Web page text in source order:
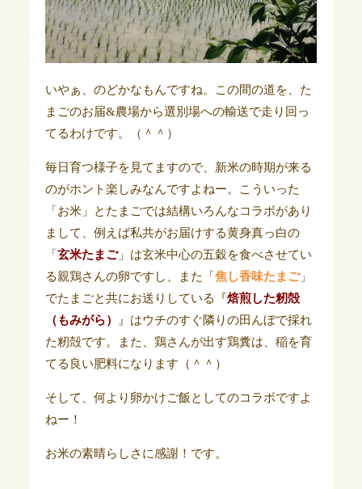
いやぁ、のどかなもんですね。この間の道を、た
まごのお届&農場から選別場への輸送で走り回っ
てるわけです。（＾＾）
毎日育つ様子を見てますので、新米の時期が来る
のがホント楽しみなんですよねー。こういった
「お米」とたまごでは結構いろんなコラボがあり
まして、例えば私共がお届けする黄身真っ白の
「 玄米たまご」は玄米中心の五穀を食べさせてい
る親鶏さんの卵ですし、また「 焦し香味たまご」
でたまごと共にお送りしている『焙煎した籾殻
（もみがら）
』はウチのすぐ隣りの田んぼで採れ
た籾殻です。また、鶏さんが出す鶏糞は、稲を育
てる良い肥料になります（＾＾）
そして、何より卵かけご飯としてのコラボですよ
ねー！
お米の素晴らしさに感謝！です。